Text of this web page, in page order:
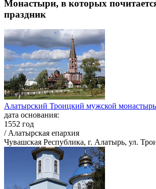
Монастыри, в которых
праздник
Алатырский Троицкий мужской монастырь
дата основания:
1552 год
/ Алатырская епархия
Чувашская Республика, г. Алатырь, ул.